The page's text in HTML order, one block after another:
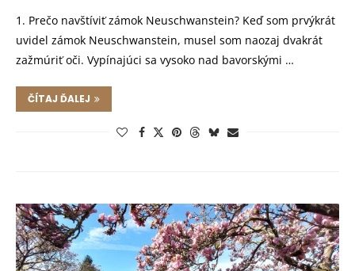
1. Prečo navštíviť zámok Neuschwanstein? Keď som prvýkrát
uvidel zámok Neuschwanstein, musel som naozaj dvakrát
zažmúriť oči. Vypínajúci sa vysoko nad bavorskými …
ČÍTAJ ĎALEJ